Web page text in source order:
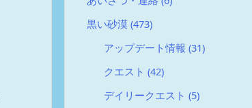
黒い砂漠 (473)
アップデート情報 (31)
クエスト (42)
デイリークエスト (5)